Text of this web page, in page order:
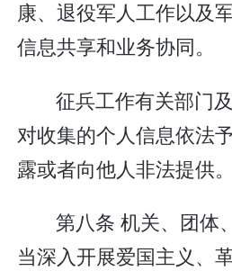
康、退役军人工作以及
信息共享和业务协同。
征兵工作有关部门
对收集的个人信息依法
露或者向他人非法提供。
第八条 机关、团体
当深入开展爱国主义、